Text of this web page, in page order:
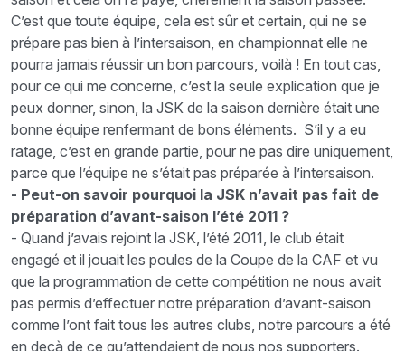
C’est que toute équipe, cela est sûr et certain, qui ne se
prépare pas bien à l’intersaison, en championnat elle ne
pourra jamais réussir un bon parcours, voilà ! En tout cas,
pour ce qui me concerne, c’est la seule explication que je
peux donner, sinon, la JSK de la saison dernière était une
bonne équipe renfermant de bons éléments. S’il y a eu
ratage, c’est en grande partie, pour ne pas dire uniquement,
parce que l’équipe ne s’était pas préparée à l’intersaison.
- Peut-on savoir pourquoi la JSK n’avait pas fait de
préparation d’avant-saison l’été 2011 ?
- Quand j’avais rejoint la JSK, l’été 2011, le club était
engagé et il jouait les poules de la Coupe de la CAF et vu
que la programmation de cette compétition ne nous avait
pas permis d’effectuer notre préparation d’avant-saison
comme l’ont fait tous les autres clubs, notre parcours a été
en deçà de ce qu’attendaient de nous nos supporters.